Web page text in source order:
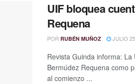
UIF bloquea
Requena
POR RUBÉN MUÑOZ JULIO
Revista Guinda informa:
Bermúdez Requena como
al comienzo ...